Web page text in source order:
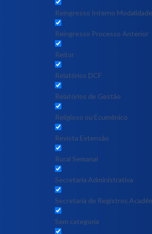
Reingresso Interno Modalidade
Reingresso Processo Anterior
Reitor
Relatórios DCF
Relatórios de Gestão
Religioso ou Ecumênico
Revista Extensão
Rural Semanal
Secretaria Administrativa
Secretaria de Registros
Sem categoria